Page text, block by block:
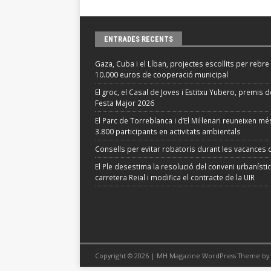
ENTRADES RECENTS
Gaza, Cuba i el Líban, projectes escollits per rebre
10.000 euros de cooperació municipal
El groc, el Casal de Joves i Estitxu Yubero, premis
Festa Major 2026
El Parc de Torreblanca i d’El Mil·lenari reuneixen
3.800 participants en activitats ambientals
Consells per evitar robatoris durant les vacances
El Ple desestima la resolució del conveni
carretera Reial i modifica el contracte de la UIR
Copyright © 2026 | MH Magazine WordPress Theme by